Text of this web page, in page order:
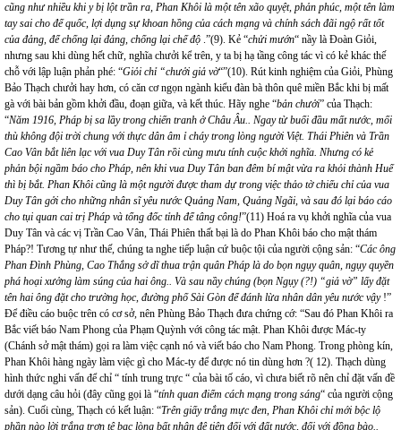
cũng như nhiều khi y bị lột trần ra, Phan Khôi là một tên xão quyệt, phản phúc, một tên làm
tay sai cho đế quốc, lợi dụng sự khoan hồng của cách mạng và chính sách đãi ngộ rất tốt
của đảng, để chống lại đảng, chống lại chế độ .”(9). Kẻ “chửi mướn“ nầy là Đoàn Giỏi,
nhưng sau khi dùng hết chữ, nghĩa chưởi kể trên, y ta bị hạ tầng công tác vì có kẻ khác thế
chỗ với lập luận phản phé: “Giỏi chỉ “chưởi giả vờ“”(10). Rút kinh nghiệm của Giỏi, Phùng
Bảo Thạch chưởi hay hơn, có căn cơ ngọn ngành kiểu đàn bà thôn quê miền Bắc khi bị mất
gà với bài bản gồm khởi đầu, đoạn giữa, và kết thúc. Hãy nghe “bản chưởi” của Thạch:
“Năm 1916, Pháp bị sa lầy trong chiến tranh ở Châu Âu.. Ngay từ buổi đầu mất nước, mối
thù không đội trời chung với thực dân âm ỉ cháy trong lòng người Việt. Thái Phiên và Trần
Cao Vân bắt liên lạc với vua Duy Tân rồi cùng mưu tính cuộc khởi nghĩa. Nhưng có kẻ
phản bội ngầm báo cho Pháp, nên khi vua Duy Tân ban đêm bí mật vừa ra khỏi thành Huế
thì bị bắt. Phan Khôi cũng là một người được tham dự trong việc thảo tờ chiếu chỉ của vua
Duy Tân gởi cho những nhân sĩ yêu nước Quảng Nam, Quảng Ngãi, và sau đó lại báo cáo
cho tụi quan cai trị Pháp và tổng đốc tỉnh để tâng công!”(11) Hoá ra vụ khởi nghĩa của vua
Duy Tân và các vị Trần Cao Vân, Thái Phiên thất bại là do Phan Khôi báo cho mật thám
Pháp?! Tương tự như thế, chúng ta nghe tiếp luận cứ buộc tội của người cộng sản: “Các ông
Phan Đình Phùng, Cao Thắng sở dĩ thua trận quân Pháp là do bọn ngụy quân, ngụy quyền
phá hoại xưởng làm súng của hai ông.. Và sau nầy chúng (bọn Ngụy (?!) “giả vờ” lấy đặt
tên hai ông đặt cho trường học, đường phố Sài Gòn để đánh lừa nhân dân yêu nước vậy !”
Để điều cáo buộc trên có cơ sở, nên Phùng Bảo Thạch đưa chứng cớ: “Sau đó Phan Khôi ra
Bắc viết báo Nam Phong của Phạm Quỳnh với công tác mật. Phan Khôi được Mác-ty
(Chánh sở mật thám) gọi ra làm việc cạnh nó và viết báo cho Nam Phong. Trong phòng kín,
Phan Khôi hàng ngày làm việc gì cho Mác-ty để được nó tin dùng hơn ?( 12). Thạch dùng
hình thức nghi vấn để chỉ “ tính trung trực “ của bài tố cáo, vì chưa biết rõ nên chỉ đặt vấn đề
dưới dạng câu hỏi (đây cũng gọi là “tính quan điểm cách mạng trong sáng“ của người cộng
sản). Cuối cùng, Thạch có kết luận: “Trên giấy trắng mực đen, Phan Khôi chỉ mới bộc lộ
phần nào lời trắng trợn tệ bạc lòng bất nhân đê tiện đối với đất nước, đối với đồng bào..